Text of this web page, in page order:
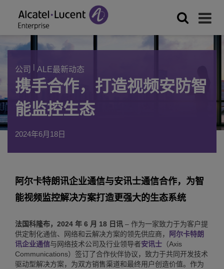
公司 | ALE最新动态
携手合作，打造视频安防智
能监控生态
2024年6月18日
阿尔卡特朗讯企业通信与安讯士通信合作，为智
能视频监控解决方案打造更强大的生态系统
法国科隆布，2024 年 6 月 18 日讯 – 作为一家致力于为客户提
供定制化通信、网络和云解决方案的领先供应商，
阿尔卡特朗
讯企业通信与网络技术公司及行业领导者安讯士 （Axis
Communications）签订了合作伙伴协议，致力于共同开发技术
驱动型解决方案，为双方销售渠道和最终用户创造价值。作为